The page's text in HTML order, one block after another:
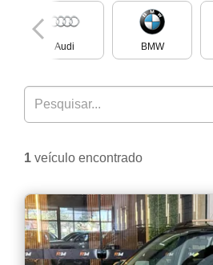
Audi BMW
1 veículo encontrado